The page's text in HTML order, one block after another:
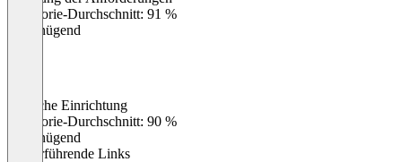
Kategorie-Durchschnitt: 91 %
Ungenügend
Einfache Einrichtung
Kategorie-Durchschnitt: 90 %
Ungenügend
Weiterführende Links